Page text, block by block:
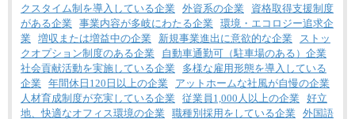
クスタイム制を導入している企業 外資系の企業
資格取得支援制度
がある企業 事業内容が多岐にわたる企業 環境・エコロジー追求企
業 増収または増益中の企業 新規事業進出に意欲的な企業
ストッ
クオプション制度のある企業
自動車通勤可（駐車場のある）企業
社会貢献活動を実施している企業
多様な雇用形態を導入している
企業 年間休日120日以上の企業
アットホームな社風が自慢の企業
人材育成制度が充実している企業 従業員1,000人以上の企業 好立
地、快適なオフィス環境の企業 職種別採用をしている企業 外国語